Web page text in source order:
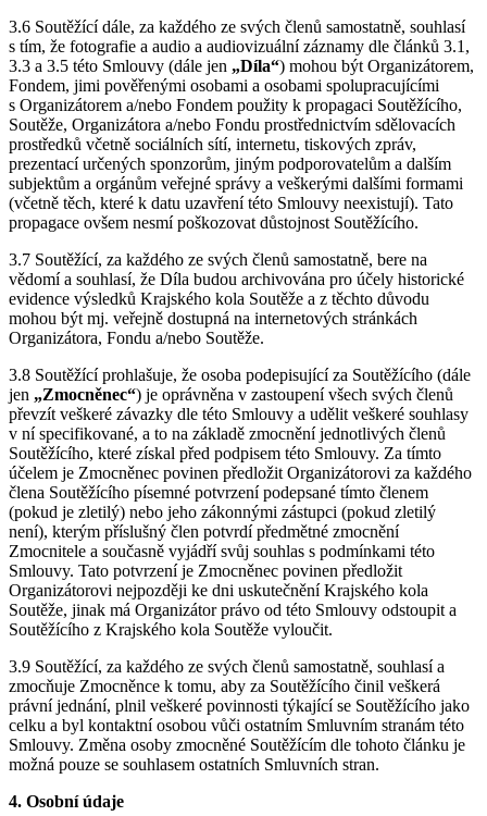
3.6 Soutěžící dále, za každého ze svých členů samostatně, souhlasí
s tím, že fotografie a audio a audiovizuální záznamy dle článků 3.1,
3.3 a 3.5 této Smlouvy (dále jen „Díla“) mohou být Organizátorem,
Fondem, jimi pověřenými osobami a osobami spolupracujícími
s Organizátorem a/nebo Fondem použity k propagaci Soutěžícího,
Soutěže, Organizátora a/nebo Fondu prostřednictvím sdělovacích
prostředků včetně sociálních sítí, internetu, tiskových zpráv,
prezentací určených sponzorům, jiným podporovatelům a dalším
subjektům a orgánům veřejné správy a veškerými dalšími formami
(včetně těch, které k datu uzavření této Smlouvy neexistují). Tato
propagace ovšem nesmí poškozovat důstojnost Soutěžícího.
3.7 Soutěžící, za každého ze svých členů samostatně, bere na
vědomí a souhlasí, že Díla budou archivována pro účely historické
evidence výsledků Krajského kola Soutěže a z těchto důvodu
mohou být mj. veřejně dostupná na internetových stránkách
Organizátora, Fondu a/nebo Soutěže.
3.8 Soutěžící prohlašuje, že osoba podepisující za Soutěžícího (dále
jen „Zmocněnec“) je oprávněna v zastoupení všech svých členů
převzít veškeré závazky dle této Smlouvy a udělit veškeré souhlasy
v ní specifikované, a to na základě zmocnění jednotlivých členů
Soutěžícího, které získal před podpisem této Smlouvy. Za tímto
účelem je Zmocněnec povinen předložit Organizátorovi za každého
člena Soutěžícího písemné potvrzení podepsané tímto členem
(pokud je zletilý) nebo jeho zákonnými zástupci (pokud zletilý
není), kterým příslušný člen potvrdí předmětné zmocnění
Zmocnitele a současně vyjádří svůj souhlas s podmínkami této
Smlouvy. Tato potvrzení je Zmocněnec povinen předložit
Organizátorovi nejpozději ke dni uskutečnění Krajského kola
Soutěže, jinak má Organizátor právo od této Smlouvy odstoupit a
Soutěžícího z Krajského kola Soutěže vyloučit.
3.9 Soutěžící, za každého ze svých členů samostatně, souhlasí a
zmocňuje Zmocněnce k tomu, aby za Soutěžícího činil veškerá
právní jednání, plnil veškeré povinnosti týkající se Soutěžícího jako
celku a byl kontaktní osobou vůči ostatním Smluvním stranám této
Smlouvy. Změna osoby zmocněné Soutěžícím dle tohoto článku je
možná pouze se souhlasem ostatních Smluvních stran.
4. Osobní údaje